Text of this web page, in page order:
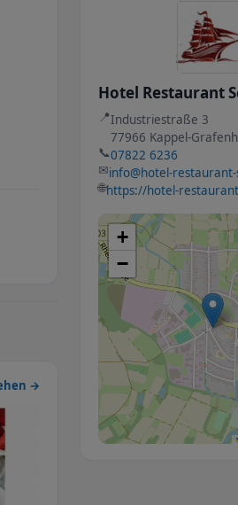
→
Hotel Restaurant
📍Industriestraße 3
77966 Kappel-
📞07822 6236
✉info@hotel-
🌐https://hotel-
+
−